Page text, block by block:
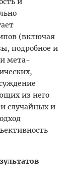
(включая
подробное и
мета-
из него
случайных и